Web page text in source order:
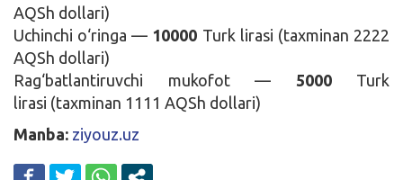
AQSh dollari)
Uchinchi o‘ringa — 10000 Turk lirasi (taxminan 2222
AQSh dollari)
Rag‘batlantiruvchi mukofot — 5000Turk
lirasi (taxminan 1111 AQSh dollari)
Manba: ziyouz.uz